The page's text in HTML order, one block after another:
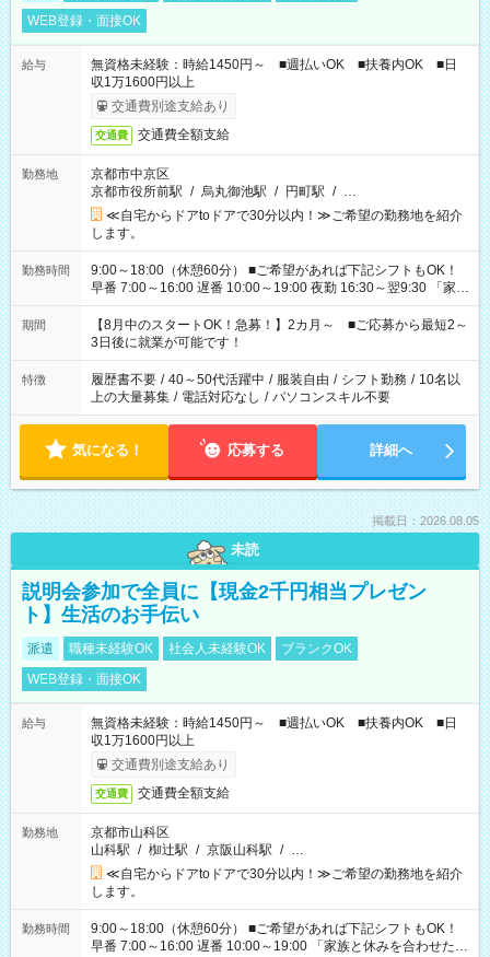
WEB登録・面接OK
給与
無資格未経験：時給1450円～ ■週払いOK ■扶養内OK ■日
収1万1600円以上
交通費別途支給あり
交通費 交通費全額支給
勤務地
京都市中京区
京都市役所前駅 / 烏丸御池駅 / 円町駅 / …
≪自宅からドアtoドアで30分以内！≫ご希望の勤務地を紹介
します。
勤務時間
9:00～18:00（休憩60分） ■ご希望があれば下記シフトもOK！
早番 7:00～16:00 遅番 10:00～19:00 夜勤 16:30～翌9:30 「家族
と休みを合わせたい」 「余裕を持って夕飯の準備がしたい」
「できれば残業はしたくない」 など、ご希望を教えてください
ね。 ※Wワーク希望の方へ 今ご覧のお仕事で希望する勤務時間
と、もう1つのお仕事の勤務時間。 合計で週40時間を超える場
合は応募できません。
期間
【8月中のスタートOK！急募！】2カ月～ ■ご応募から最短2～
3日後に就業が可能です！
特徴 履歴書不要 / 40～50代活躍中 / 服装自由 / シフト勤務 / 10名以
上の大量募集 / 電話対応なし / パソコンスキル不要
気になる！ 応募する 詳細へ
掲載日：2026.08.05
未読
説明会参加で全員に【現金2千円相当プレゼン
ト】生活のお手伝い
派遣 職種未経験OK 社会人未経験OK
ブランクOK
WEB登録・面接OK
給与
無資格未経験：時給1450円～ ■週払いOK ■扶養内OK ■日
収1万1600円以上
交通費別途支給あり
交通費 交通費全額支給
勤務地
京都市山科区
山科駅 / 椥辻駅 / 京阪山科駅 / …
≪自宅からドアtoドアで30分以内！≫ご希望の勤務地を紹介
します。
勤務時間
9:00～18:00（休憩60分） ■ご希望があれば下記シフトもOK！
早番 7:00～16:00 遅番 10:00～19:00 「家族と休みを合わせた